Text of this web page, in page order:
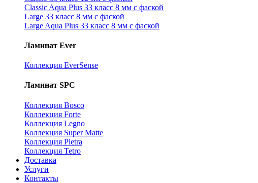
Classic Aqua Plus 33 класс 8 мм с фаской
Large 33 класс 8 мм с фаской
Large Aqua Plus 33 класс 8 мм с фаской
Ламинат Ever
Коллекция EverSense
Ламинат SPC
Коллекция Bosco
Коллекция Forte
Коллекция Legno
Коллекция Super Matte
Коллекция Pietra
Коллекция Tetro
Доставка
Услуги
Контакты